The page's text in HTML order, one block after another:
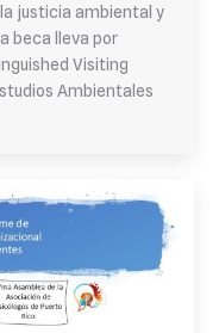
justicia ambiental y
beca lleva por
Visiting
Ambientales